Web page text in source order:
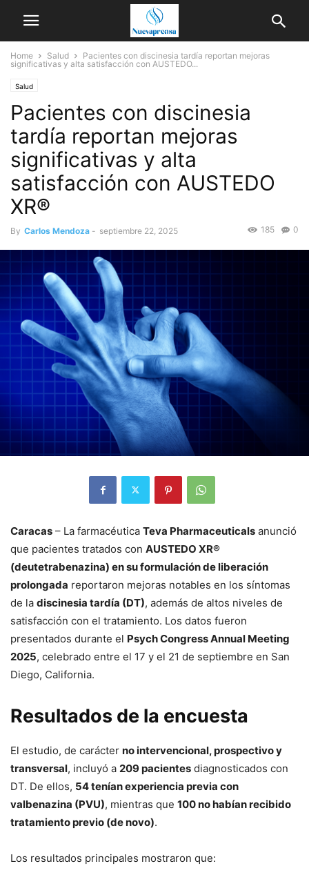
Home Salud
Pacientes con discinesia tardía reportan mejoras
significativas y alta satisfacción con AUSTEDO...
Salud
Pacientes con discinesia
tardía reportan mejoras
significativas y alta
satisfacción con AUSTEDO
XR®
By Carlos Mendoza - septiembre 22, 2025 0
185
Caracas – La farmacéutica Teva Pharmaceuticals anunció
que pacientes tratados con AUSTEDO XR®
(deutetrabenazina) en su formulación de liberación
prolongada reportaron mejoras notables en los síntomas
de la discinesia tardía (DT), además de altos niveles de
satisfacción con el tratamiento. Los datos fueron
presentados durante el Psych Congress Annual Meeting
2025, celebrado entre el 17 y el 21 de septiembre en San
Diego, California.
Resultados de la encuesta
El estudio, de carácter no intervencional, prospectivo y
transversal, incluyó a 209 pacientes diagnosticados con
DT. De ellos, 54 tenían experiencia previa con
valbenazina (PVU), mientras que 100 no habían recibido
tratamiento previo (de novo).
Los resultados principales mostraron que: